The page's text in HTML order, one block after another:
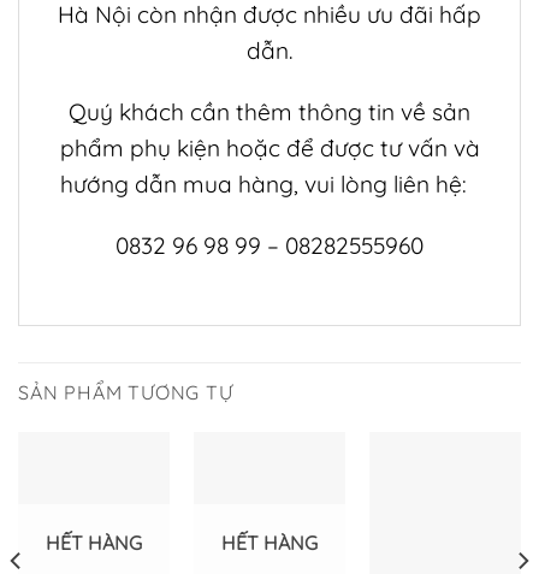
Hà Nội còn nhận được nhiều ưu đãi hấp
dẫn.
Quý khách cần thêm thông tin về sản
phẩm phụ kiện hoặc để được tư vấn và
hướng dẫn mua hàng, vui lòng liên hệ:
0832 96 98 99 – 08282555960
SẢN PHẨM TƯƠNG TỰ
HẾT HÀNG HẾT HÀNG